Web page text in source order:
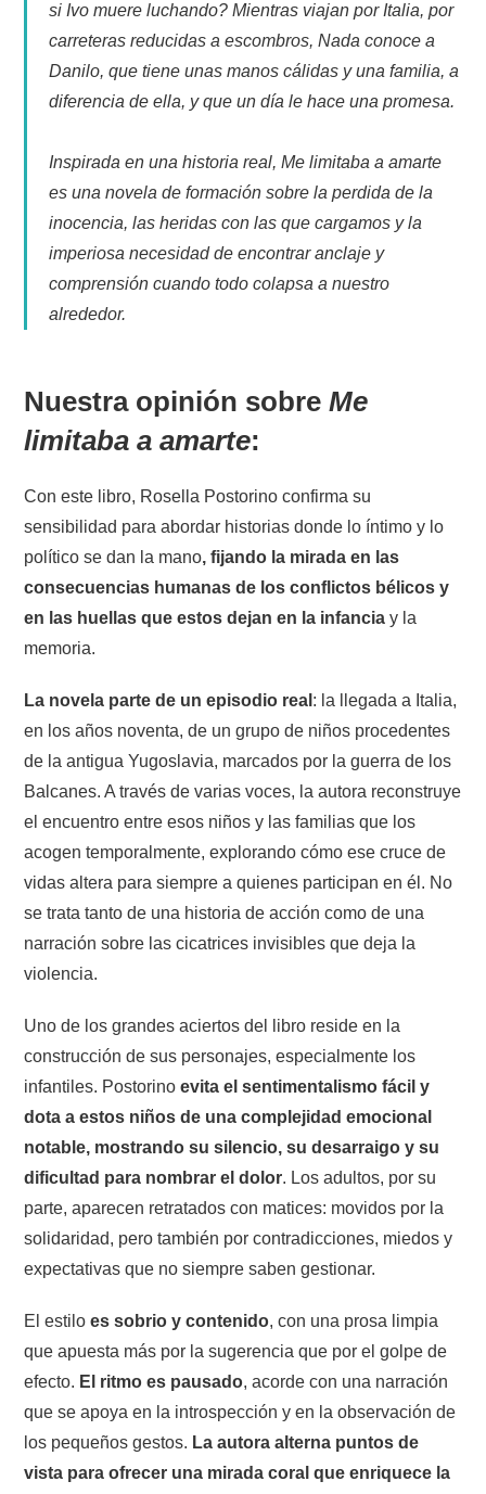
si Ivo muere luchando? Mientras viajan por Italia, por
carreteras reducidas a escombros, Nada conoce a
Danilo, que tiene unas manos cálidas y una familia, a
diferencia de ella, y que un día le hace una promesa.
Inspirada en una historia real, Me limitaba a amarte
es una novela de formación sobre la perdida de la
inocencia, las heridas con las que cargamos y la
imperiosa necesidad de encontrar anclaje y
comprensión cuando todo colapsa a nuestro
alrededor.
Nuestra opinión sobreMe
limitaba a amarte:
Con este libro, Rosella Postorino confirma su
sensibilidad para abordar historias donde lo íntimo y lo
político se dan la mano, fijando la mirada en las
consecuencias humanas de los conflictos bélicos y
en las huellas que estos dejan en la infancia y la
memoria.
La novela parte de un episodio real : la llegada a Italia,
en los años noventa, de un grupo de niños procedentes
de la antigua Yugoslavia, marcados por la guerra de los
Balcanes. A través de varias voces, la autora reconstruye
el encuentro entre esos niños y las familias que los
acogen temporalmente, explorando cómo ese cruce de
vidas altera para siempre a quienes participan en él. No
se trata tanto de una historia de acción como de una
narración sobre las cicatrices invisibles que deja la
violencia.
Uno de los grandes aciertos del libro reside en la
construcción de sus personajes, especialmente los
infantiles. Postorinoevita el sentimentalismo fácil y
dota a estos niños de una complejidad emocional
notable, mostrando su silencio, su desarraigo y su
dificultad para nombrar el dolor. Los adultos, por su
parte, aparecen retratados con matices: movidos por la
solidaridad, pero también por contradicciones, miedos y
expectativas que no siempre saben gestionar.
El estiloes sobrio y contenido, con una prosa limpia
que apuesta más por la sugerencia que por el golpe de
efecto. El ritmo es pausado, acorde con una narración
que se apoya en la introspección y en la observación de
los pequeños gestos. La autora alterna puntos de
vista para ofrecer una mirada coral que enriquece la